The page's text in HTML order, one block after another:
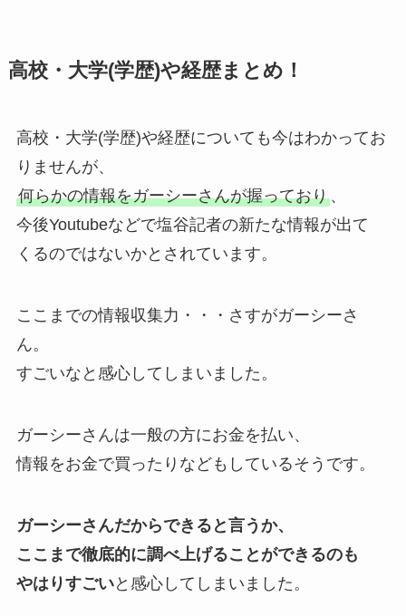
高校・大学(学歴)や経歴まとめ！
高校・大学(学歴)や経歴についても今はわかってお
りませんが、
何らかの情報をガーシーさんが握っており、
今後Youtubeなどで塩谷記者の新たな情報が出て
くるのではないかとされています。
ここまでの情報収集力・・・さすがガーシーさ
ん。
すごいなと感心してしまいました。
ガーシーさんは一般の方にお金を払い、
情報をお金で買ったりなどもしているそうです。
ガーシーさんだからできると言うか、
ここまで徹底的に調べ上げることができるのも
やはりすごいと感心してしまいました。